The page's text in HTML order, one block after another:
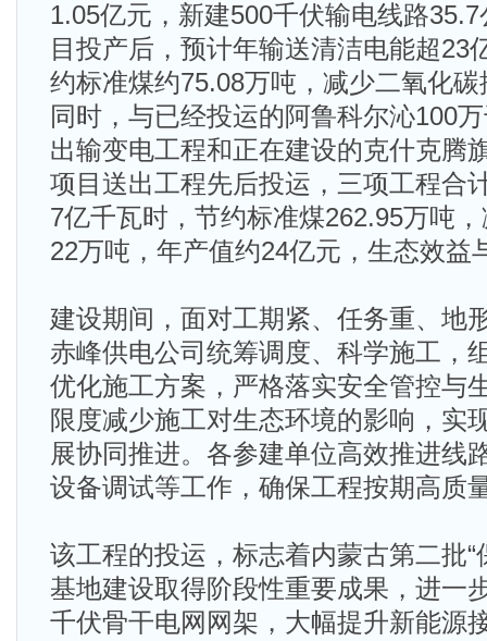
1.05亿元，新建500千伏输电线路
目投产后，预计年输送清洁电能超23
约标准煤约75.08万吨，减少二氧化
同时，与已经投运的阿鲁科尔沁100
出输变电工程和正在建设的克什克腾
项目送出工程先后投运，三项工程合
7亿千瓦时，节约标准煤262.95万吨
22万吨，年产值约24亿元，生态效益
建设期间，面对工期紧、任务重、地
赤峰供电公司统筹调度、科学施工，
优化施工方案，严格落实安全管控与
限度减少施工对生态环境的影响，实
展协同推进。各参建单位高效推进线
设备调试等工作，确保工程按期高质
该工程的投运，标志着内蒙古第二批“
基地建设取得阶段性重要成果，进一
千伏骨干电网网架，大幅提升新能源